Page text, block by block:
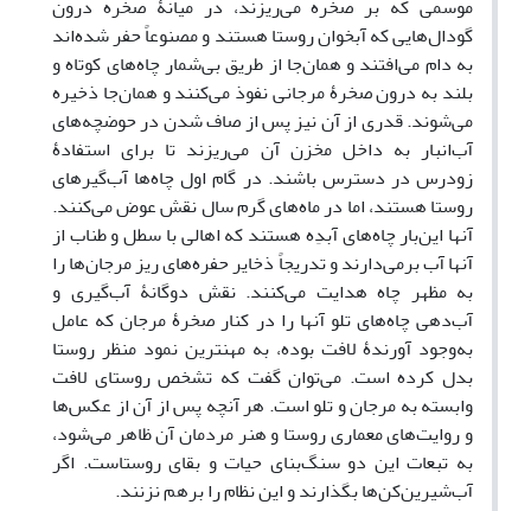
موسمی که بر صخره می‌ریزند، در میانۀ صخره درون
گودال‌هایی که آبخوان روستا هستند و مصنوعاً حفر شده‌اند
به دام می‌افتند و همان‌جا از طریق بی‌شمار چاه‌های کوتاه و
بلند به درون صخرۀ مرجانی نفوذ می‌کنند و همان‌جا ذخیره
می‌شوند. قدری از آن نیز پس از صاف شدن در حوضچه‌های
آب‌انبار به داخل مخزن آن می‌ریزند تا برای استفادۀ
زودرس در دسترس باشند. در گام اول چاه‌ها آب‌گیرهای
روستا هستند، اما در ماه‌های گرم سال نقش عوض می‌کنند.
آنها این‌بار چاه‌های آبدِه هستند که اهالی با سطل و طناب از
آنها آب برمی‌دارند و تدریجاً ذخایر حفره‌های ریز مرجان‌ها را
به مظهر چاه هدایت می‌کنند. نقش دوگانۀ آب‌گیری و
آب‌دهی چاه‌های تلو آنها را در کنار صخرۀ مرجان که عامل
به‌وجود آورندۀ لافت بوده، به مهنترین نمود منظر روستا
بدل کرده است. می‌توان گفت که تشخص روستای لافت
وابسته به مرجان و تلو است. هر آنچه پس از آن از عکس‌ها
و روایت‌های معماری روستا و هنر مردمان آن ظاهر می‌شود،
به تبعات این دو سنگ‌بنای حیات و بقای روستاست. اگر
آب‌شیرین‌کن‌ها بگذارند و این نظام را برهم نزنند.